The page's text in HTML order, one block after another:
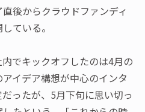
後からクラウドファンディ
ている。
でキックオフしたのは4月の
イデア構想が中心のインタ
ったが、5月下旬に思い切っ